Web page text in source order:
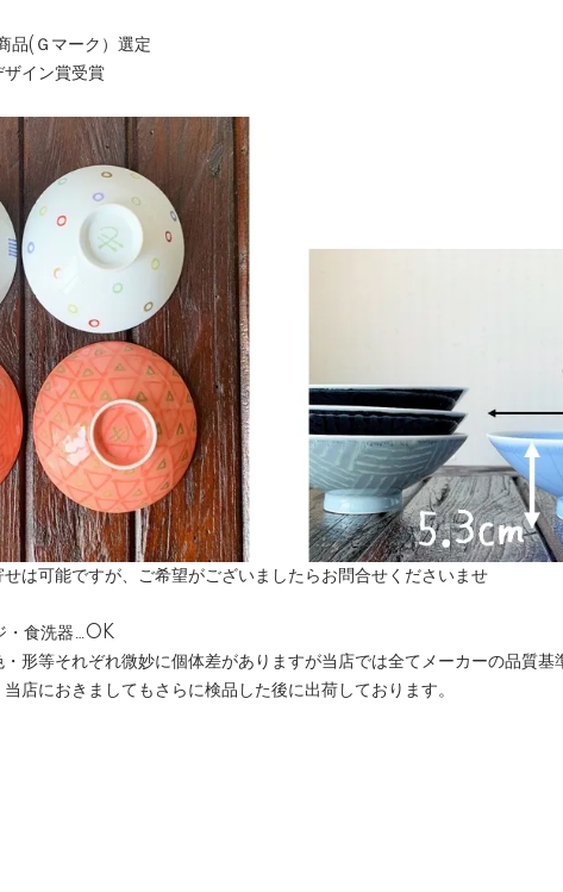
品(Ｇマーク）選定
イン賞受賞
は可能ですが、ご希望がございましたらお問合せくださいませ
・食洗器…OK
形等それぞれ微妙に個体差がありますが当店では全てメーカーの品質基
店におきましてもさらに検品した後に出荷しております。